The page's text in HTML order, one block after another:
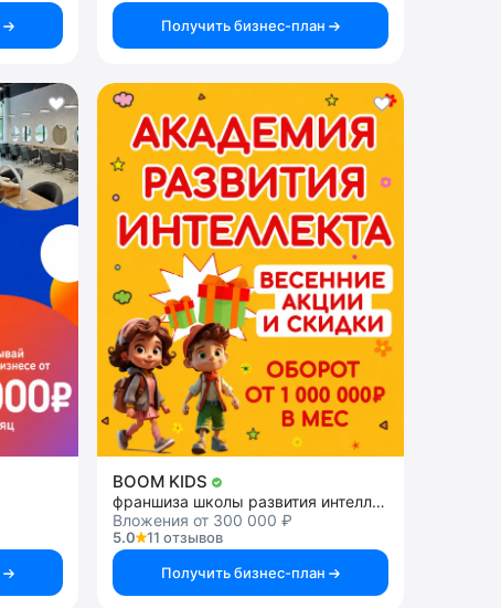
Получить бизнес-план
BOOM KIDS
франшиза школы развития интеллекта у детей
Вложения от 300 000 ₽
5.0
11 отзывов
Получить бизнес-план